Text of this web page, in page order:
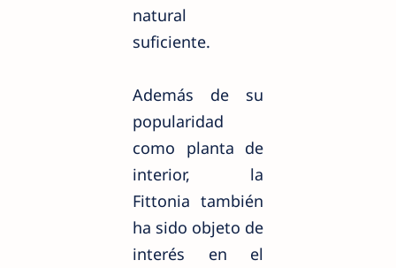
natural
suficiente.
Además de su
popularidad
como planta de
interior, la
Fittonia también
ha sido objeto de
interés en el